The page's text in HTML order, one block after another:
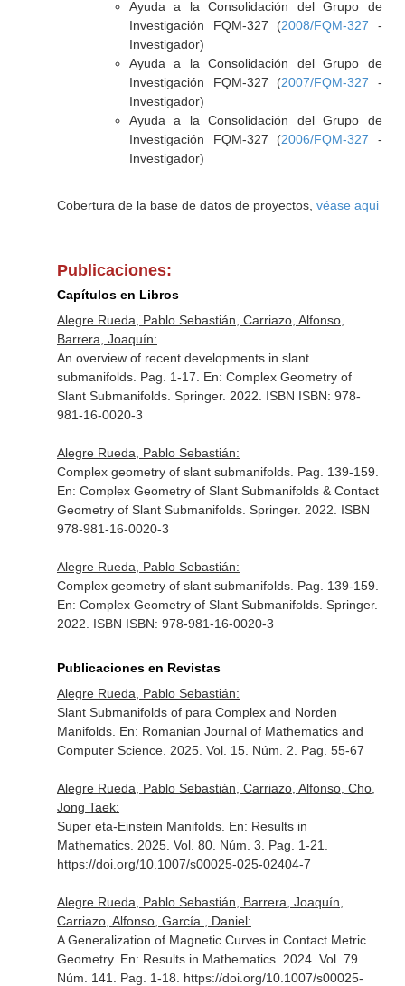
Ayuda a la Consolidación del Grupo de
Investigación FQM-327 (2008/FQM-327 -
Investigador)
Ayuda a la Consolidación del Grupo de
Investigación FQM-327 (2007/FQM-327 -
Investigador)
Ayuda a la Consolidación del Grupo de
Investigación FQM-327 (2006/FQM-327 -
Investigador)
Cobertura de la base de datos de proyectos, véase aqui
Publicaciones:
Capítulos en Libros
Alegre Rueda, Pablo Sebastián, Carriazo, Alfonso,
Barrera, Joaquín:
An overview of recent developments in slant
submanifolds. Pag. 1-17. En: Complex Geometry of
Slant Submanifolds. Springer. 2022. ISBN ISBN: 978-
981-16-0020-3
Alegre Rueda, Pablo Sebastián:
Complex geometry of slant submanifolds. Pag. 139-159.
En: Complex Geometry of Slant Submanifolds & Contact
Geometry of Slant Submanifolds. Springer. 2022. ISBN
978-981-16-0020-3
Alegre Rueda, Pablo Sebastián:
Complex geometry of slant submanifolds. Pag. 139-159.
En: Complex Geometry of Slant Submanifolds. Springer.
2022. ISBN ISBN: 978-981-16-0020-3
Publicaciones en Revistas
Alegre Rueda, Pablo Sebastián:
Slant Submanifolds of para Complex and Norden
Manifolds. En: Romanian Journal of Mathematics and
Computer Science. 2025. Vol. 15. Núm. 2. Pag. 55-67
Alegre Rueda, Pablo Sebastián, Carriazo, Alfonso, Cho,
Jong Taek:
Super eta-Einstein Manifolds. En: Results in
Mathematics. 2025. Vol. 80. Núm. 3. Pag. 1-21.
https://doi.org/10.1007/s00025-025-02404-7
Alegre Rueda, Pablo Sebastián, Barrera, Joaquín,
Carriazo, Alfonso, García , Daniel:
A Generalization of Magnetic Curves in Contact Metric
Geometry. En: Results in Mathematics. 2024. Vol. 79.
Núm. 141. Pag. 1-18. https://doi.org/10.1007/s00025-